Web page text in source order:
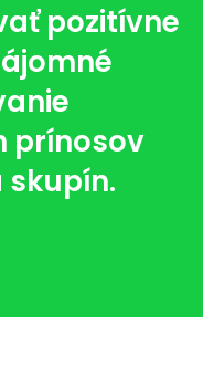
pozitívne
prínosov